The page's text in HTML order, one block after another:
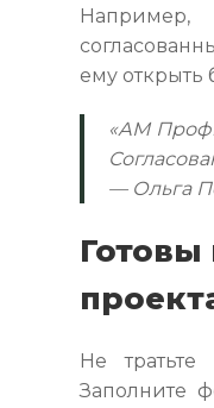
ему открыть
«АМ
— Ольга
Готовы
Не
Заполните